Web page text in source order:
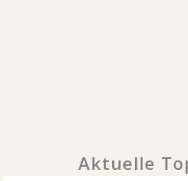
Aktuelle